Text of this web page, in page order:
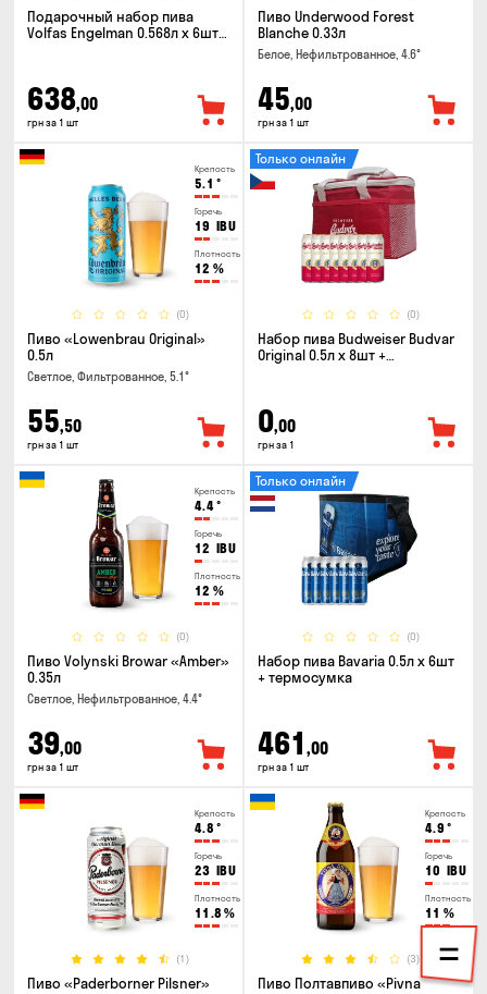
Подарочный набор пива
Volfas Engelman 0.568л x 6шт +
638,00
грн за 1 шт
Пиво Underwood Forest
Blanche 0.33л
Белое, Нефильтрованное, 4.6°
45,00
грн за 1 шт
Крепость
5.1 °
Горечь
19 IBU
Плотность
12 %
(0)
Пиво «Lowenbrau Original»
0.5л
Светлое, Фильтрованное, 5.1°
55,50
грн за 1 шт
(0)
Только онлайн
Набор пива Budweiser Budvar
Original 0.5л x 8шт +
0,00
грн за 1
Крепость
4.4°
Горечь
12 IBU
Плотность
12 %
(0)
Пиво Volynski Browar «Amber»
0.35л
Светлое, Нефильтрованное, 4.4°
39,00
грн за 1 шт
(0)
Только онлайн
Набор пива Bavaria 0.5л х 6шт
+ термосумка
461 ,00
грн за 1 шт
Крепость
4.8 °
Горечь
23 IBU
Плотность
11.8 %
(1)
Пиво «Paderborner Pilsner»
Крепость
4.9 °
Горечь
10 IBU
Плотность
11 %
(3)
Пиво Полтавпиво «Pivna